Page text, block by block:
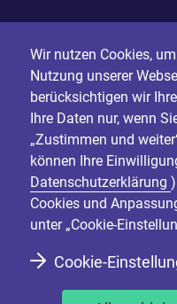
Wir nutzen Cookies,
Nutzung unserer
berücksichtigen wir
Ihre Daten nur, wenn
„Zustimmen und
können Ihre
Datenschutzerklärung
Cookies und
unter „Cookie-
Cookie-